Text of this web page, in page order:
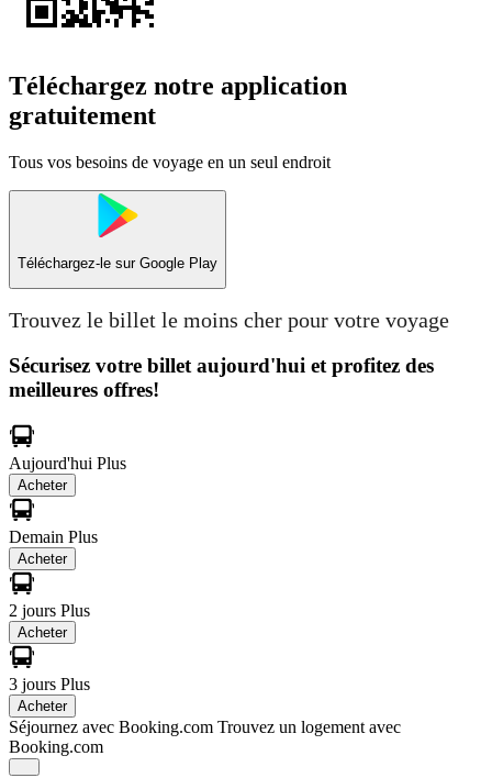
Téléchargez notre application
gratuitement
Tous vos besoins de voyage en un seul endroit
Téléchargez-le sur Google Play
Trouvez le billet le moins cher pour votre voyage
Sécurisez votre billet aujourd'hui et profitez des
meilleures offres!
Aujourd'hui Plus
Acheter
Demain Plus
Acheter
2 jours Plus
Acheter
3 jours Plus
Acheter
Séjournez avec Booking.com Trouvez un logement avec
Booking.com